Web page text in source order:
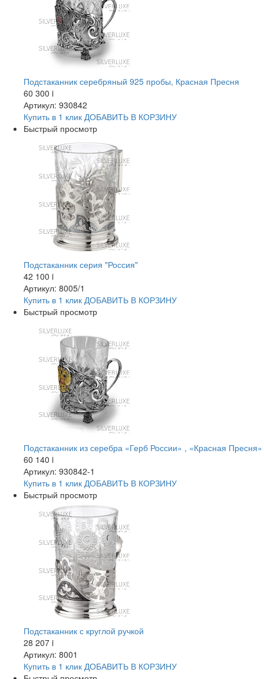
Подстаканник серебряный 925 пробы, Красная Пресня
60 300 i
Артикул: 930842
Купить в 1 клик ДОБАВИТЬ В КОРЗИНУ
Быстрый просмотр
Подстаканник серия "Россия"
42 100 i
Артикул: 8005/1
Купить в 1 клик ДОБАВИТЬ В КОРЗИНУ
Быстрый просмотр
Подстаканник из серебра «Герб России» , «Красная Пресня»
60 140 i
Артикул: 930842-1
Купить в 1 клик ДОБАВИТЬ В КОРЗИНУ
Быстрый просмотр
Подстаканник с круглой ручкой
28 207 i
Артикул: 8001
Купить в 1 клик ДОБАВИТЬ В КОРЗИНУ